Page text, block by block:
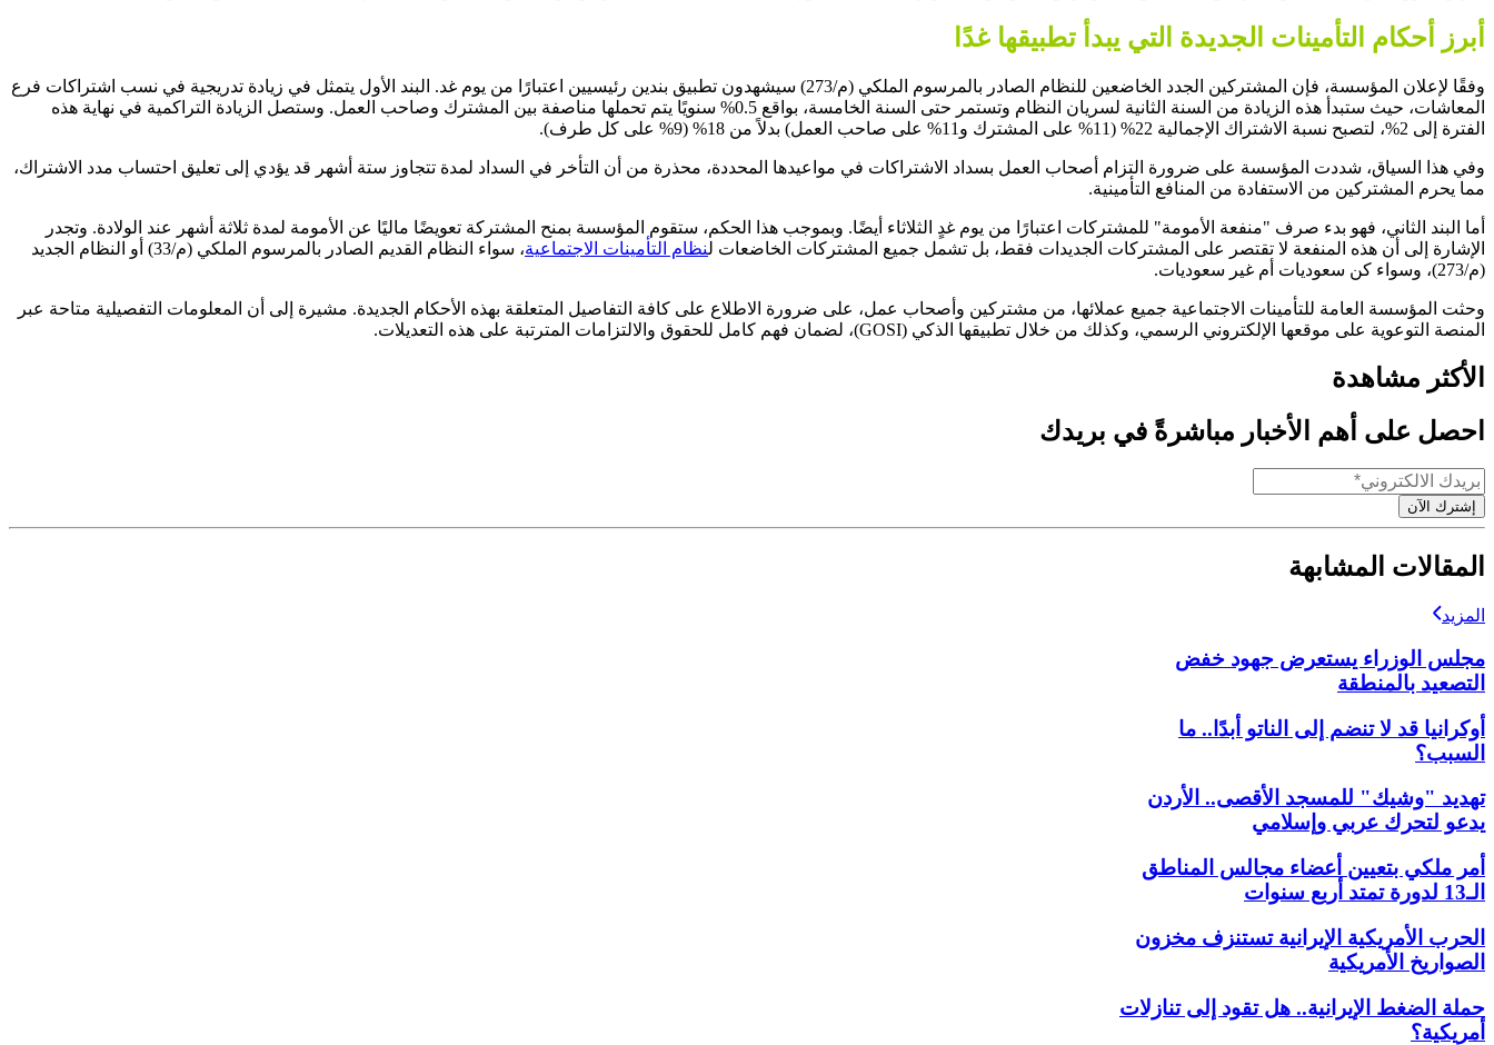
أبرز أحكام التأمينات الجديدة التي يبدأ تطبيقها غدًا
وفقًا لإعلان المؤسسة، فإن المشتركين الجدد الخاضعين للنظام الصادر بالمرسوم الملكي (م/273) سيشهدون تطبيق بندين رئيسيين اعتبارًا من يوم غد. البند الأول يتمثل في زيادة تدريجية في نسب اشتراكات فرع
المعاشات، حيث ستبدأ هذه الزيادة من السنة الثانية لسريان النظام وتستمر حتى السنة الخامسة، بواقع 0.5% سنويًا يتم تحملها مناصفة بين المشترك وصاحب العمل. وستصل الزيادة التراكمية في نهاية هذه
الفترة إلى 2%، لتصبح نسبة الاشتراك الإجمالية 22% (11% على المشترك و11% على صاحب العمل) بدلاً من 18% (9% على كل طرف).
وفي هذا السياق، شددت المؤسسة على ضرورة التزام أصحاب العمل بسداد الاشتراكات في مواعيدها المحددة، محذرة من أن التأخر في السداد لمدة تتجاوز ستة أشهر قد يؤدي إلى تعليق احتساب مدد الاشتراك،
مما يحرم المشتركين من الاستفادة من المنافع التأمينية.
أما البند الثاني، فهو بدء صرف "منفعة الأمومة" للمشتركات اعتبارًا من يوم غدٍ الثلاثاء أيضًا. وبموجب هذا الحكم، ستقوم المؤسسة بمنح المشتركة تعويضًا ماليًا عن الأمومة لمدة ثلاثة أشهر عند الولادة. وتجدر
الإشارة إلى أن هذه المنفعة لا تقتصر على المشتركات الجديدات فقط، بل تشمل جميع المشتركات الخاضعات لنظام التأمينات الاجتماعية
، سواء النظام القديم الصادر بالمرسوم الملكي (م/33) أو النظام الجديد
(م/273)، وسواء كن سعوديات أم غير سعوديات.
وحثت المؤسسة العامة للتأمينات الاجتماعية جميع عملائها، من مشتركين وأصحاب عمل، على ضرورة الاطلاع على كافة التفاصيل المتعلقة بهذه الأحكام الجديدة. مشيرة إلى أن المعلومات التفصيلية متاحة عبر
المنصة التوعوية على موقعها الإلكتروني الرسمي، وكذلك من خلال تطبيقها الذكي (GOSI)، لضمان فهم كامل للحقوق والالتزامات المترتبة على هذه التعديلات.
الأكثر مشاهدة
احصل على أهم الأخبار مباشرةً في بريدك
إشترك الآن
المقالات المشابهة
المزيد
مجلس الوزراء يستعرض جهود خفض
التصعيد بالمنطقة
أوكرانيا قد لا تنضم إلى الناتو أبدًا.. ما
السبب؟
تهديد "وشيك" للمسجد الأقصى.. الأردن
يدعو لتحرك عربي وإسلامي
أمر ملكي بتعيين أعضاء مجالس المناطق
الـ13 لدورة تمتد أربع سنوات
الحرب الأمريكية الإيرانية تستنزف مخزون
الصواريخ الأمريكية
حملة الضغط الإيرانية.. هل تقود إلى تنازلات
أمريكية؟